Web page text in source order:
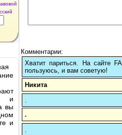
и
вы
и
Комментарии:
Хватит париться. На сайте
пользуюсь, и вам советую!
Никита
.